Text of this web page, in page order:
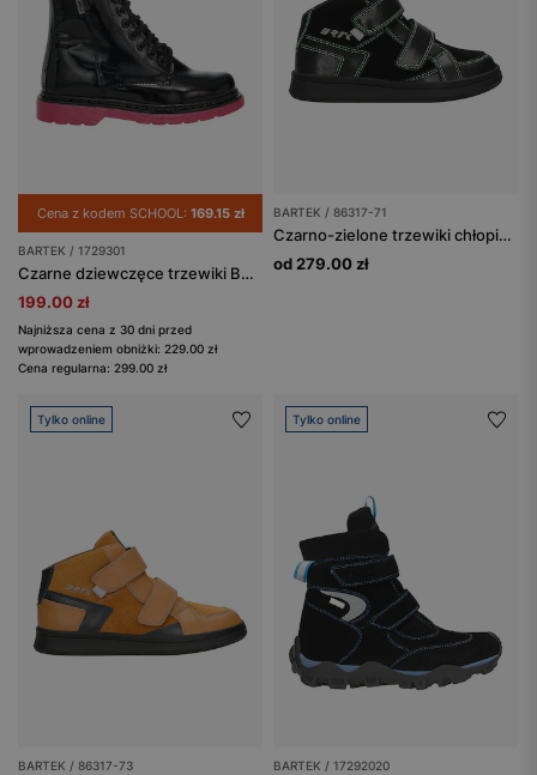
Cena z kodem SCHOOL: 169.15 zł
BARTEK / 1729301
Czarne dziewczęce trzewiki BARTEK z różową podeszwą 1729301
199.00 zł
Najniższa cena z 30 dni przed
wprowadzeniem obniżki: 229.00 zł
Cena regularna: 299.00 zł
BARTEK / 86317-71
Czarno-zielone trzewiki chłopięce zapinane na rzep BARTEK 86317-71
od 279.00 zł
Tylko online
BARTEK / 86317-73
Tylko online
BARTEK / 17292020